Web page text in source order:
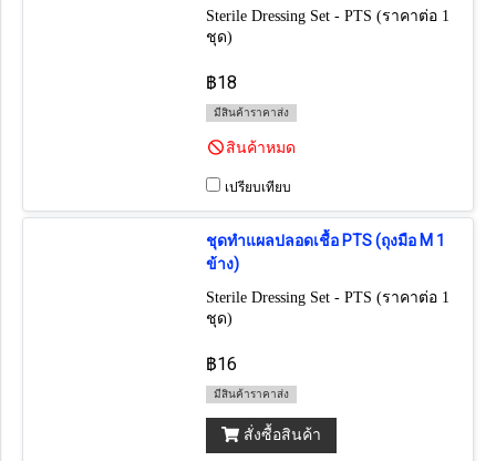
Sterile Dressing Set - PTS (ราคาต่อ 1
ชุด)
฿18
มีสินค้าราคาส่ง
สินค้าหมด
เปรียบเทียบ
ชุดทำแผลปลอดเชื้อ PTS (ถุงมือ M 1
ข้าง)
Sterile Dressing Set - PTS (ราคาต่อ 1
ชุด)
฿16
มีสินค้าราคาส่ง
สั่งซื้อสินค้า